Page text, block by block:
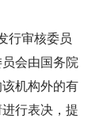
行审核委员
会由国务院
机构外的有
行表决，提